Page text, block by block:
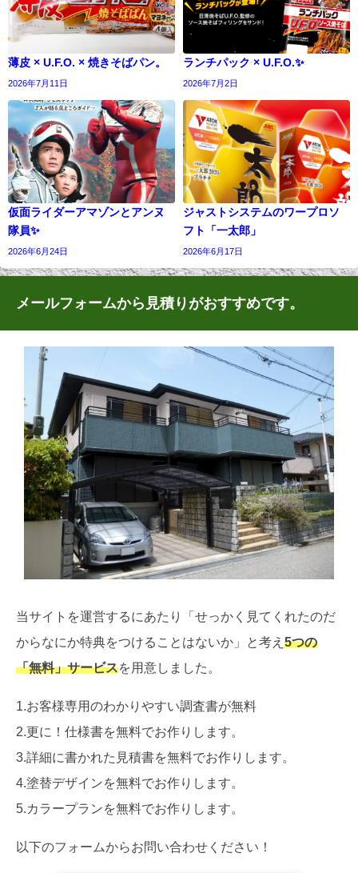
薄皮 × U.F.O. × 焼きそばパン。
2026年7月11日
ランチパック × U.F.O.✨
2026年7月2日
仮面ライダーアマゾンとアンヌ
隊員✨
2026年6月24日
ジャストシステムのワープロソ
フト「一太郎」
2026年6月17日
メールフォームから見積りがおすすめです。
当サイトを運営するにあたり「せっかく見てくれたのだ
からなにか特典をつけることはないか」と考え 5つの
「無料」サービスを用意しました。
1.お客様専用のわかりやすい調査書が無料
2.更に！仕様書を無料でお作りします。
3.詳細に書かれた見積書を無料でお作りします。
4.塗替デザインを無料でお作りします。
5.カラープランを無料でお作りします。
以下のフォームからお問い合わせください！